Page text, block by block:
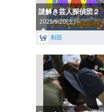
謎解き芸人探偵団２
2025/9/20(土)～
和田